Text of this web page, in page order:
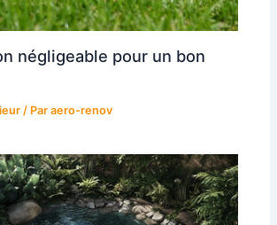
négligeable pour un bon
/ Paraero-renov